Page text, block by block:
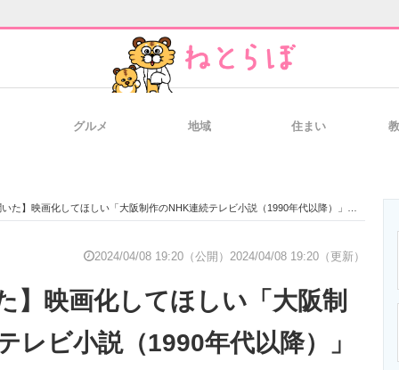
経営リーダー
品の総合サイト 製造業のIT導入
グルメ 地域 住まい
画化してほしい「大阪制作のNHK連続テレビ小説（1990年代以降）」ランキングTOP33！ 第1位は「ふたりっ子」【2023年最新調査結果】
2024/04/08 19:20（公開） 2024/04/08 19:20（更新）
】映画化してほしい「大阪制
レビ小説（1990年代以降）」